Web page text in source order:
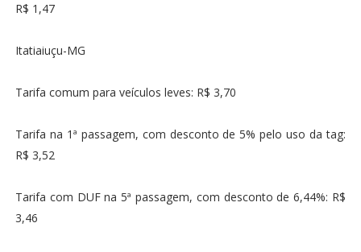
R$ 1,47
Itatiaiuçu-MG
Tarifa comum para veículos leves: R$ 3,70
Tarifa na 1ª passagem, com desconto de 5% pelo uso da tag:
R$ 3,52
Tarifa com DUF na 5ª passagem, com desconto de 6,44%: R$
3,46